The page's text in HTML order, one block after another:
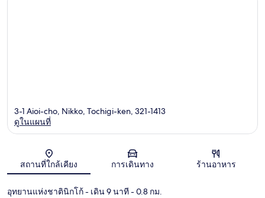
แผนที่
3-1 Aioi-cho, Nikko, Tochigi-ken, 321-1413
ดูในแผนที่
สถานที่ใกล้เคียง การเดินทาง ร้านอาหาร
อุทยานแห่งชาตินิกโก้- เดิน 9 นาที- 0.8 กม.